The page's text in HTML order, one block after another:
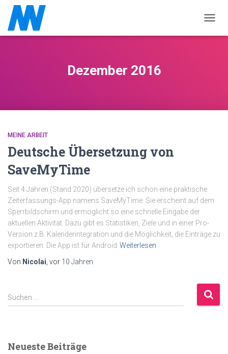
Dezember 2016
MEINE ARBEIT
Deutsche Übersetzung von
SaveMyTime
Seit 4 Jahren (Stand 2020) übersetze ich schon eine praktische
Zeiterfassungs-App namens SaveMyTime. Sie erscheint auf dem
Sperrbildschirm und ermöglicht so eine schnelle Eingabe der
aktuellen Aktivität. Dazu gibt es Statistiken, Ziele und in einer Pro-
Version z.B. Kalenderintegration und die Möglichkeit, die Einträge zu
exportieren. Die App ist für Android Weiterlesen
Von Nicolai , vor 10 Jahren
S
u
n
Suchen …
Neueste Beiträge